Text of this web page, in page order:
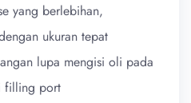
yang berlebihan,
ukuran tepat
lupa mengisi oli pada
filling port